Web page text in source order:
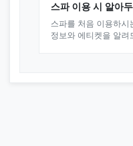
스파 이용 시 알아
스파를 처음 이용하
정보와 에티켓을 알려